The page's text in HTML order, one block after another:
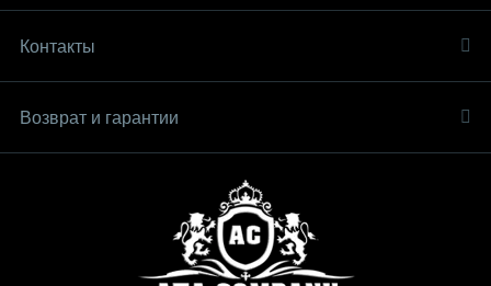
Контакты
Возврат и гарантии